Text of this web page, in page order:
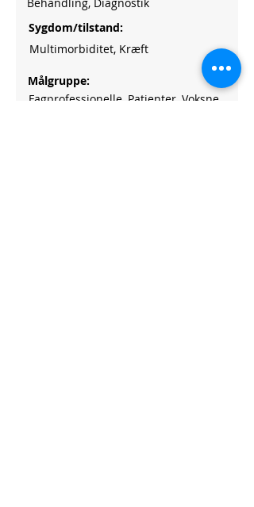
Sygdom/tilstand:
Multimorbiditet, Kræft
Målgruppe:
Fagprofessionelle, Patienter, Voksne